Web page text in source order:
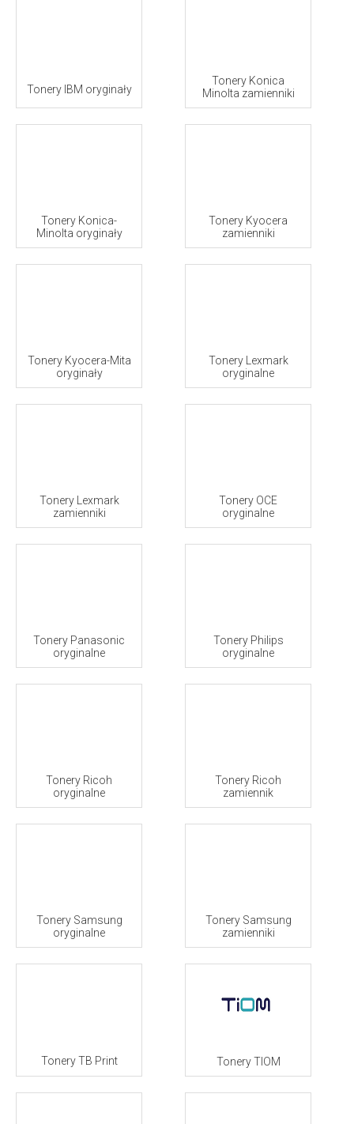
Tonery IBM oryginały
Tonery Konica
Minolta zamienniki
Tonery Konica-
Minolta oryginały
Tonery Kyocera
zamienniki
Tonery Kyocera-Mita
oryginały
Tonery Lexmark
oryginalne
Tonery Lexmark
zamienniki
Tonery OCE
oryginalne
Tonery Panasonic
oryginalne
Tonery Philips
oryginalne
Tonery Ricoh
oryginalne
Tonery Ricoh
zamiennik
Tonery Samsung
oryginalne
Tonery Samsung
zamienniki
Tonery TB Print Tonery TIOM